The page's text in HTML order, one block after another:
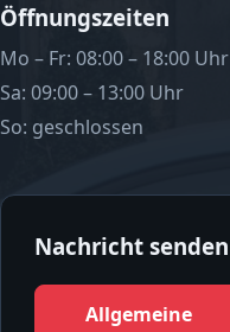
Öffnungszeiten
Mo – Fr: 08:00 – 18:00 Uhr
Sa: 09:00 – 13:00 Uhr
So: geschlossen
Nachricht senden
Allgemeine